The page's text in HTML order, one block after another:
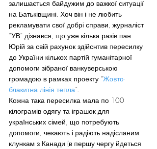
залишається байдужим до важкої ситуації
на Батьківщині. Хоч він і не любить
рекламувати свої добрі справи, журналіст
“УВ” дізнався, що уже кілька разів пан
Юрій за свій рахунок здійснтив пересилку
до України кількох партій гуманітарної
допомоги зібраної ванкуверською
громадою в рамках проекту “Жовто-
блакитна лінія тепла“.
Кожна така пересилка мала по 100
кілограмів одягу та іграшок для
українських сімей, що потребують
допомоги, чекають і радіють надісланим
клункам з Канади (в першу чергу йдеться